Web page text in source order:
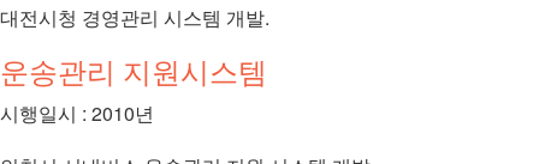
대전시청 경영관리 시스템 개발.
운송관리 지원시스템
시행일시 : 2010년